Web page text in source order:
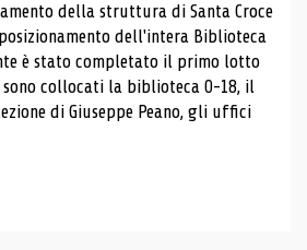
della struttura di Santa Croce
dell'intera Biblioteca
è stato completato il primo lotto
collocati la biblioteca 0-18, il
di Giuseppe Peano, gli uffici